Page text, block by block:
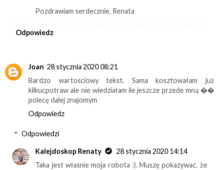
Pozdrawiam serdecznie, Renata
Odpowiedz
Joan 28 stycznia 2020 08:21
Bardzo wartościowy tekst. Sama kosztowałam już
kilkucpotraw ale nie wiedziałam ile jeszcze przede mną ��
polecę dalej znajomym
Odpowiedz
Odpowiedzi
Kalejdoskop Renaty
28 stycznia 2020 14:14
Taka jest właśnie moja robota :). Muszę pokazywać, że